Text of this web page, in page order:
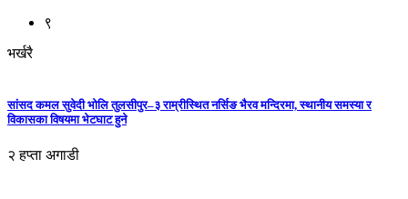
९
भर्खरै
सांसद कमल सुवेदी भोलि तुलसीपुर–३ राम्रीस्थित नर्सिङ भैरव मन्दिरमा, स्थानीय समस्या र
विकासका विषयमा भेटघाट हुने
२ हप्ता अगाडी